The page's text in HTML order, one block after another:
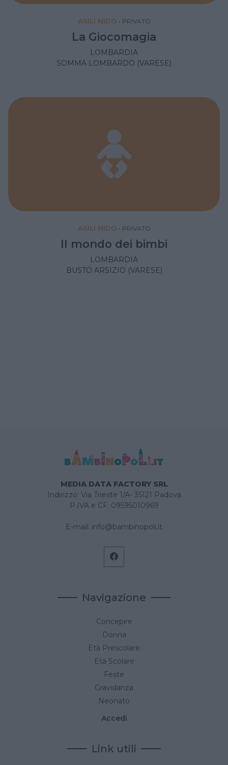
ASILI NIDO • PRIVATO
La Giocomagia
LOMBARDIA
SOMMA LOMBARDO (VARESE)
ASILI NIDO • PRIVATO
Il mondo dei bimbi
LOMBARDIA
BUSTO ARSIZIO (VARESE)
MEDIA DATA FACTORY SRL
Indirizzo: Via Trieste 1/A- 35121 Padova
P.IVA e CF: 09595010969
E-mail: info@bambinopoli.it
Navigazione
Concepire
Donna
Età Prescolare
Età Scolare
Feste
Gravidanza
Neonato
Accedi
Link utili